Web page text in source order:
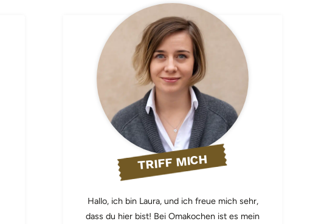
TRIFF MICH
Hallo, ich bin Laura, und ich freue mich sehr,
dass du hier bist! Bei Omakochen ist es mein